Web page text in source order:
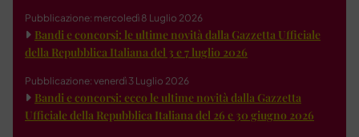
Pubblicazione: mercoledì 8 Luglio 2026
Bandi e concorsi: le ultime novità dalla Gazzetta Ufficiale
della Repubblica Italiana del 3 e 7 luglio 2026
Pubblicazione: venerdì 3 Luglio 2026
Bandi e concorsi: ecco le ultime novità dalla Gazzetta
Ufficiale della Repubblica Italiana del 26 e 30 giugno 2026